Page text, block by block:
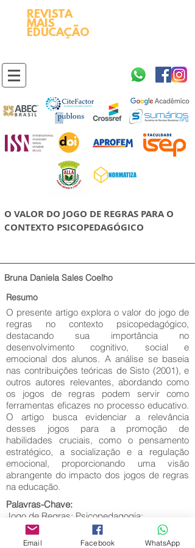
REVISTA
MAIS
EDUCAÇÃO
O VALOR DO JOGO DE REGRAS PARA O
CONTEXTO PSICOPEDAGÓGICO
Bruna Daniela Sales Coelho
Resumo
O presente artigo explora o valor do jogo de
regras no contexto psicopedagógico,
destacando sua importância no
desenvolvimento cognitivo, social e
emocional dos alunos. A análise se baseia
nas contribuições teóricas de Sisto (2001), e
outros autores relevantes, abordando como
os jogos de regras podem servir como
ferramentas eficazes no processo educativo.
O artigo busca evidenciar a relevância
desses jogos para a promoção de
habilidades cruciais, como o pensamento
estratégico, a socialização e a regulação
emocional, proporcionando uma visão
abrangente do impacto dos jogos de regras
na educação.
Palavras-Chave:
Jogo de Regras; Psicopedagogia;
Desenvolvimento Cognitivo; Educação.
Email Facebook WhatsApp